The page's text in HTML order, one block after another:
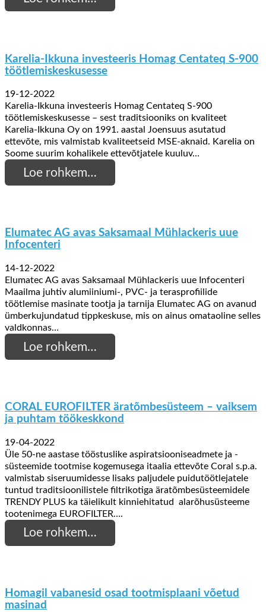
Karelia-Ikkuna investeeris Homag Centateq S-900
töötlemiskeskusesse
19-12-2022
Karelia-Ikkuna investeeris Homag Centateq S-900
töötlemiskeskusesse – sest traditsiooniks on kvaliteet
Karelia-Ikkuna Oy on 1991. aastal Joensuus asutatud
ettevõte, mis valmistab kvaliteetseid MSE-aknaid. Karelia on
Soome suurim kohalikele ettevõtjatele kuuluv…
Loe rohkem…
Elumatec AG avas Saksamaal Mühlackeris uue
Infocenteri
14-12-2022
Elumatec AG avas Saksamaal Mühlackeris uue Infocenteri
Maailma juhtiv alumiiniumi-, PVC- ja terasprofiilide
töötlemise masinate tootja ja tarnija Elumatec AG on avanud
ümberkujundatud tippkeskuse, mis on ainus omataoline selles
valdkonnas…
Loe rohkem…
CORAL EUROFILTER äratõmbesüsteem – vaiksem
ja puhtam töökeskkond
19-04-2022
Üle 50-ne aastase tööstuslike aspiratsiooniseadmete ja -
süsteemide tootmise kogemusega itaalia ettevõte Coral s.p.a.
valmistab siseruumidesse lisaks paljudele puidutöötlejatele
tuntud traditsioonilistele filtrikotiga äratõmbesüsteemidele
TRENDY PLUS ka täielikult kinniehitatud alarõhusüsteeme
tootenimega EUROFILTER….
Loe rohkem…
Homagil vabanesid osad tootmisplaani võetud
masinad